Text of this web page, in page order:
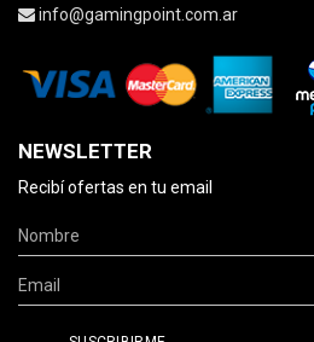
info@gamingpoint.com.ar
NEWSLETTER
Recibí ofertas en tu email